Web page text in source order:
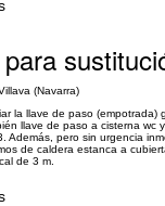
(Navarra)
la llave de paso (empotrada)
llave de paso a cisterna wc
Además, pero sin urgencia
de caldera estanca a
de 3 m.